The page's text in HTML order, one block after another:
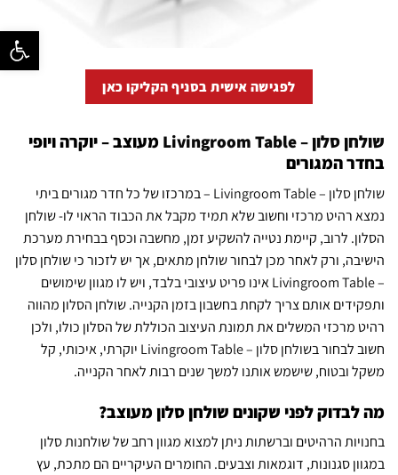
פתח
לפגישה אישית בסניף הקליקו כאן
שולחן סלון – Livingroom Table
מעוצב – יוקרה ויופי
בחדר המגורים
שולחן סלון – Livingroom Table
– במרכזו של כל חדר מגורים ביתי
נמצא רהיט מרכזי וחשוב שלא תמיד מקבל את הכבוד הראוי לו- שולחן
הסלון. לרוב, קיימת נטייה להשקיע זמן, מחשבה וכסף בבחירת מערכת
הישיבה, ורק לאחר מכן לבחור שולחן מתאים, אך יש לזכור כי שולחן סלון
–
Livingroom Tableאינו פריט עיצובי בלבד, ויש לו מגוון שימושים
ותפקידים אותם צריך לקחת בחשבון בזמן הקנייה. שולחן הסלון מהווה
רהיט מרכזי המשלים את תמונת העיצוב הכוללת של הסלון כולו, ולכן
חשוב לבחור בשולחן סלון – Livingroom Table
יוקרתי, איכותי, קל
משקל ובטוח, שישמש אותנו למשך שנים רבות לאחר הקנייה.
מה לבדוק לפני שקונים שולחן סלון מעוצב?
בחנויות הרהיטים וברשתות ניתן למצוא מגוון רחב של שולחנות סלון
במגוון סגנונות, דוגמאות וצבעים. החומרים העיקריים הם מתכת, עץ